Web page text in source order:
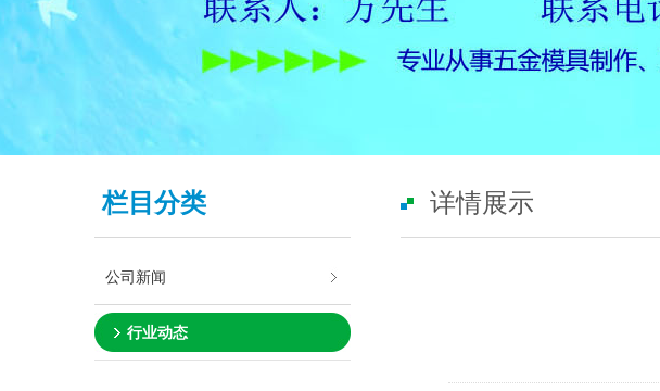
栏目分类
公司新闻
行业动态
详情展示